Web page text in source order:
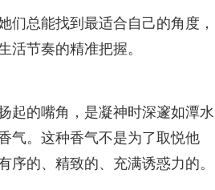
们总能找到最适合自己的角度，
活节奏的精准把握。
起的嘴角，是凝神时深邃如潭水
气。这种香气不是为了取悦他
的、精致的、充满诱惑力的。